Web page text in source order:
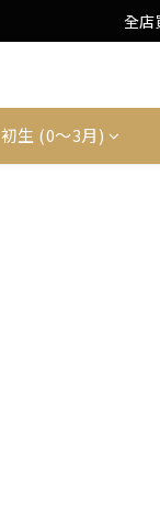
Free Local
全店
Free Local
初生 (0〜3月)